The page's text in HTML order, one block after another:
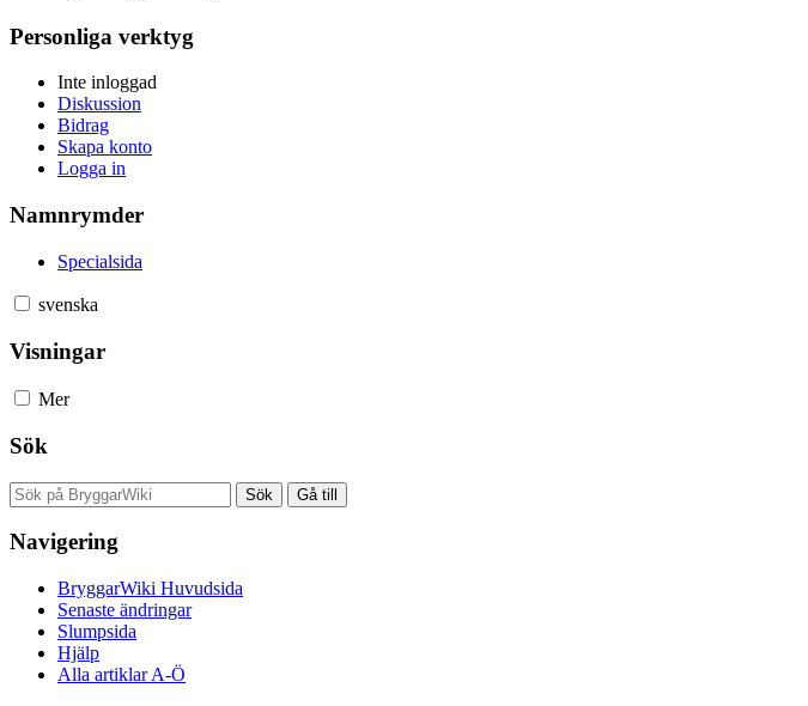
Personliga verktyg
Inte inloggad
Diskussion
Bidrag
Skapa konto
Logga in
Namnrymder
Specialsida
svenska
Visningar
Mer
Sök
Navigering
BryggarWiki Huvudsida
Senaste ändringar
Slumpsida
Hjälp
Alla artiklar A-Ö